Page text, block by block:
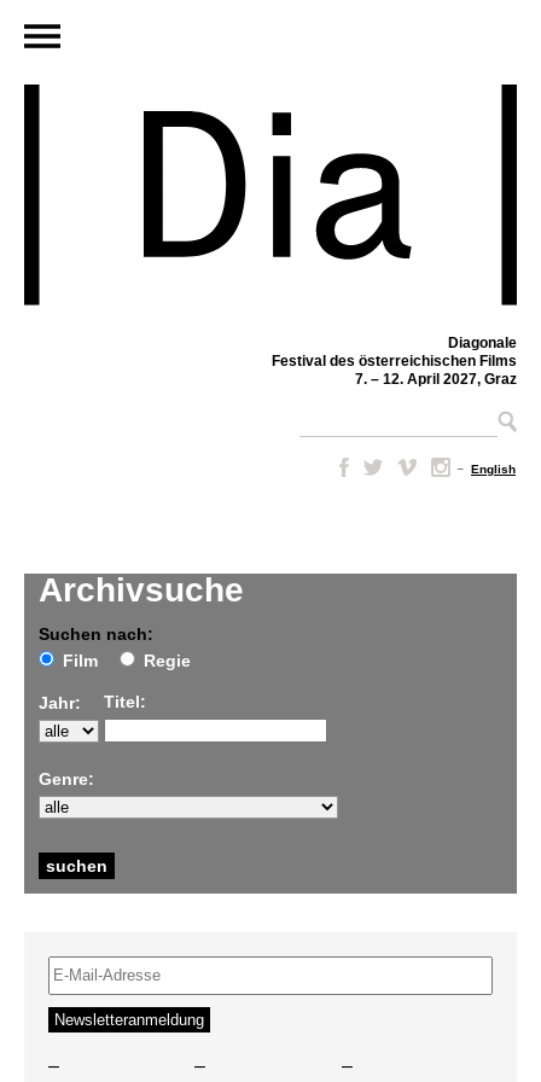
Diagonale
Festival des österreichischen Films
7. – 12. April 2027, Graz
– English
Archivsuche
Suchen nach:
Film
Regie
Jahr: Titel:
Genre:
– – –